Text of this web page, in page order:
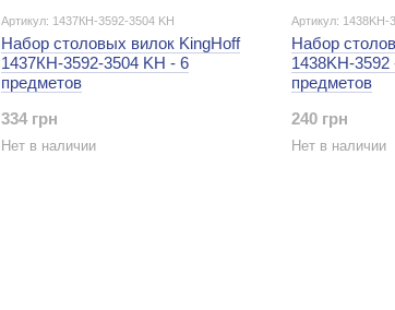
Артикул: 1437КН-3592-3504 KH
Набор столовых вилок KingHoff
1437КН-3592-3504 KH - 6
предметов
334 грн
Нет в наличии
Артикул: 1438KH-
Набор
1438KH-
предметов
240 грн
Нет в наличии